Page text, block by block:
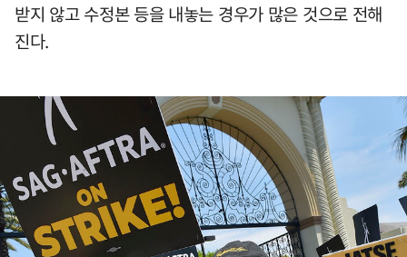
받지 않고 수정본 등을 내놓는 경우가 많은 것으로 전해
진다.